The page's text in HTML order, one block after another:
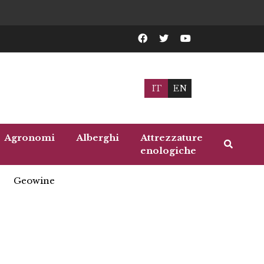
IT EN
Agronomi Alberghi
Attrezzature
enologiche
Geowine